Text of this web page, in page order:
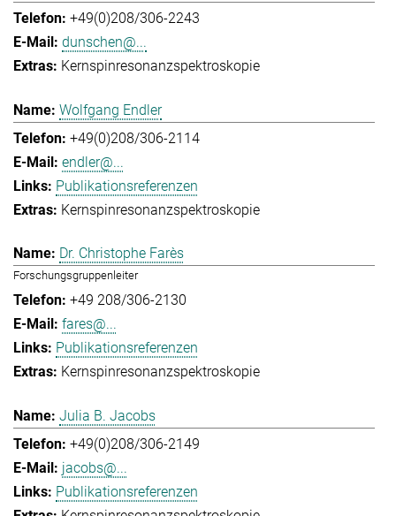
+49(0)208/306-2243
dunschen@...
Kernspinresonanzspektroskopie
Wolfgang Endler
+49(0)208/306-2114
endler@...
Publikationsreferenzen
Kernspinresonanzspektroskopie
Dr. Christophe Farès
Forschungsgruppenleiter
+49 208/306-2130
fares@...
Publikationsreferenzen
Kernspinresonanzspektroskopie
Julia B. Jacobs
+49(0)208/306-2149
jacobs@...
Publikationsreferenzen